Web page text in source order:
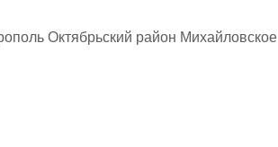
Октябрьский район Михайловское